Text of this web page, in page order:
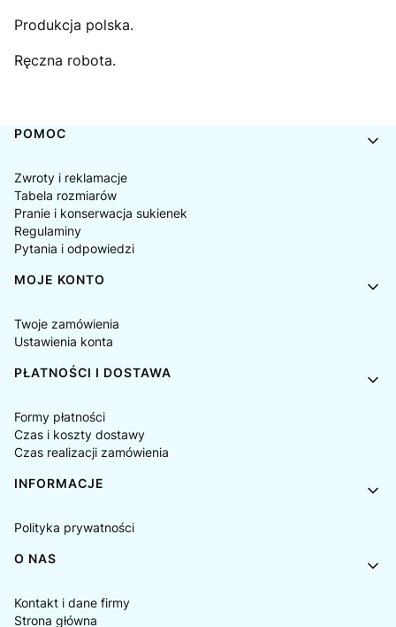
Produkcja polska.
Ręczna robota.
Linki w stopce
POMOC
Zwroty i reklamacje
Tabela rozmiarów
Pranie i konserwacja sukienek
Regulaminy
Pytania i odpowiedzi
MOJE KONTO
Twoje zamówienia
Ustawienia konta
PŁATNOŚCI I DOSTAWA
Formy płatności
Czas i koszty dostawy
Czas realizacji zamówienia
INFORMACJE
Polityka prywatności
O NAS
Kontakt i dane firmy
Strona główna